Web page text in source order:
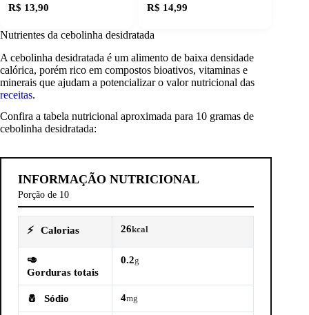
R$ 13,90 R$ 14,99
Nutrientes da cebolinha desidratada
A cebolinha desidratada é um alimento de baixa densidade
calórica, porém rico em compostos bioativos, vitaminas e
minerais que ajudam a potencializar o valor nutricional das
receitas.
Confira a tabela nutricional aproximada para 10 gramas de
cebolinha desidratada:
INFORMAÇÃO NUTRICIONAL
Porção de 10
⚡ Calorias 26kcal
🥑
Gorduras totais
0.2g
🧂 Sódio 4mg